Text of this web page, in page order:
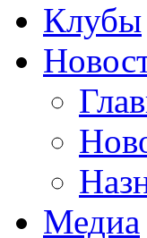
Клубы
Медиа